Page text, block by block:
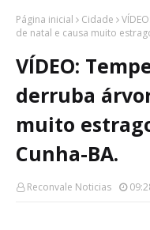
Página inicial Cidade
de natal e causa muito
VÍDEO:
derruba
muito
Cunha-BA.
Reconvale Noticias